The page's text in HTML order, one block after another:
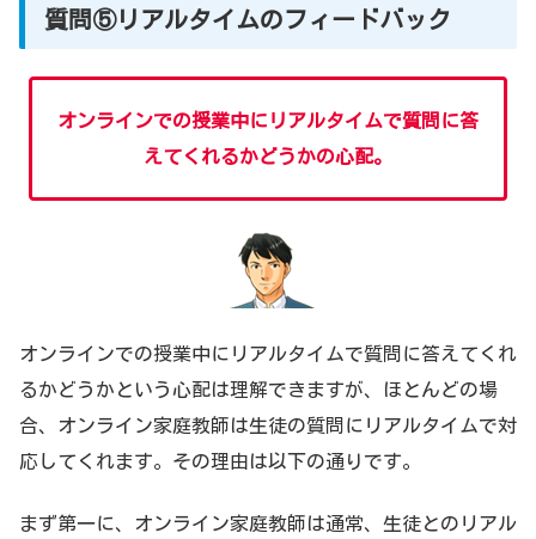
質問⑤リアルタイムのフィードバック
オンラインでの授業中にリアルタイムで質問に答
えてくれるかどうかの心配。
オンラインでの授業中にリアルタイムで質問に答えてくれ
るかどうかという心配は理解できますが、ほとんどの場
合、オンライン家庭教師は生徒の質問にリアルタイムで対
応してくれます。その理由は以下の通りです。
まず第一に、オンライン家庭教師は通常、生徒とのリアル